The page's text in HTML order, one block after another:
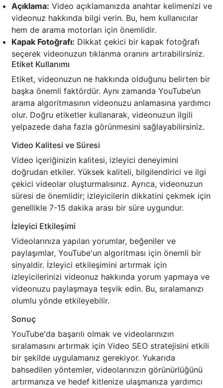
Açıklama: Video açıklamanızda anahtar kelimenizi ve
videonuz hakkında bilgi verin. Bu, hem kullanıcılar
hem de arama motorları için önemlidir.
Kapak Fotoğrafı: Dikkat çekici bir kapak fotoğrafı
seçerek videonuzun tıklanma oranını artırabilirsiniz.
Etiket Kullanımı
Etiket, videonuzun ne hakkında olduğunu belirten bir
başka önemli faktördür. Aynı zamanda YouTube’un
arama algoritmasının videonuzu anlamasına yardımcı
olur. Doğru etiketler kullanarak, videonuzun ilgili
yelpazede daha fazla görünmesini sağlayabilirsiniz.
Video Kalitesi ve Süresi
Video içeriğinizin kalitesi, izleyici deneyimini
doğrudan etkiler. Yüksek kaliteli, bilgilendirici ve ilgi
çekici videolar oluşturmalısınız. Ayrıca, videonuzun
süresi de önemlidir; izleyicilerin dikkatini çekmek için
genellikle 7-15 dakika arası bir süre uygundur.
İzleyici Etkileşimi
Videolarınıza yapılan yorumlar, beğeniler ve
paylaşımlar, YouTube'un algoritması için önemli bir
sinyaldir. İzleyici etkileşimini artırmak için
izleyicilerinizi videonuz hakkında yorum yapmaya ve
videonuzu paylaşmaya teşvik edin. Bu, sıralamanızı
olumlu yönde etkileyebilir.
Sonuç
YouTube'da başarılı olmak ve videolarınızın
sıralamasını artırmak için Video SEO stratejisini etkili
bir şekilde uygulamanız gerekiyor. Yukarıda
bahsedilen yöntemler, videolarınızın görünürlüğünü
artırmanıza ve hedef kitlenize ulaşmanıza yardımcı